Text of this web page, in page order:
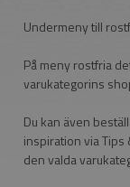
Undermeny till
På meny rostfria
varukategorins
Du kan även
inspiration via
den valda